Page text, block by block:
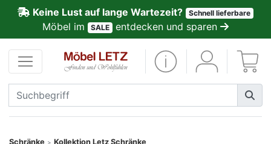
Keine Lust auf lange Wartezeit? Schnell lieferbare
Möbel im SALE entdecken und sparen
Schränke > Kollektion Letz Schränke
Kundenmeinungen
Anmelden
PREMIUM